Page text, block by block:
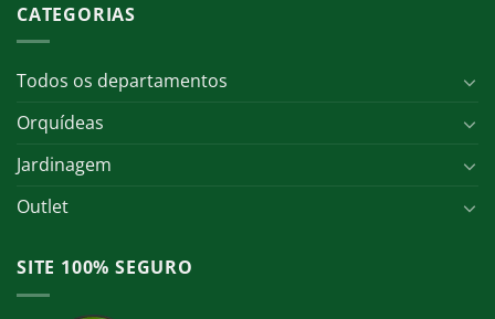
CATEGORIAS
Todos os departamentos
Orquídeas
Jardinagem
Outlet
SITE 100% SEGURO